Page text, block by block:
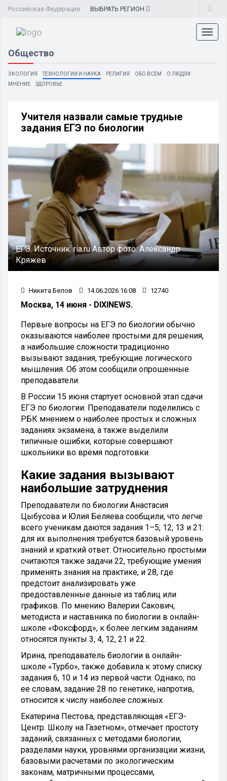
Российская Федерация ВЫБРАТЬ РЕГИОН
Общество
ЭКОЛОГИЯ ТЕХНОЛОГИИ И НАУКА РЕЛИГИЯ ОБО ВСЕМ
О ЛЮДЯХ
МНЕНИЕ
ЗДОРОВЬЕ
Учителя назвали самые трудные
задания ЕГЭ по биологии
ЕГЭ. Источник: ria.ru Автор фото: Александр
Кряжев
Никита Белов 14.06.2026 16:08 12740
Москва, 14 июня - DIXINEWS.
Первые вопросы на ЕГЭ по биологии обычно
оказываются наиболее простыми для решения,
а наибольшие сложности традиционно
вызывают задания, требующие логического
мышления. Об этом сообщили опрошенные
преподаватели.
В России 15 июня стартует основной этап сдачи
ЕГЭ по биологии. Преподаватели поделились с
РБК мнением о наиболее простых и сложных
заданиях экзамена, а также выделили
типичные ошибки, которые совершают
школьники во время подготовки.
Какие задания вызывают
наибольшие затруднения
Преподаватели по биологии Анастасия
Цыбусова и Юлия Беляева сообщили, что легче
всего ученикам даются задания 1–5, 12, 13 и 21:
для их выполнения требуется базовый уровень
знаний и краткий ответ. Относительно простыми
считаются также задачи 22, требующие умения
применять знания на практике, и 28, где
предстоит анализировать уже
предоставленные данные из таблиц или
графиков. По мнению Валерии Сакович,
методиста и наставника по биологии в онлайн-
школе «Фоксфорд», к более легким заданиям
относятся пункты 3, 4, 12, 21 и 22.
Ирина, преподаватель биологии в онлайн-
школе «Турбо», также добавила к этому списку
задания 6, 10 и 14 из первой части. Однако, по
ее словам, задание 28 по генетике, напротив,
относится к числу наиболее сложных.
Екатерина Пестова, представляющая «ЕГЭ-
Центр. Школу на Газетном», отмечает простоту
заданий, связанных с методами биологии,
разделами науки, уровнями организации жизни,
базовыми расчетами по экологическим
законам, матричными процессами,